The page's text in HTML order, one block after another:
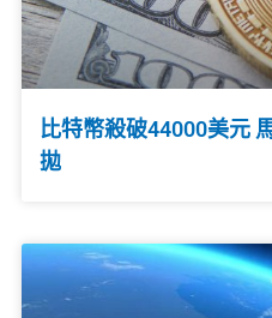
比特幣殺破44000美元
拋